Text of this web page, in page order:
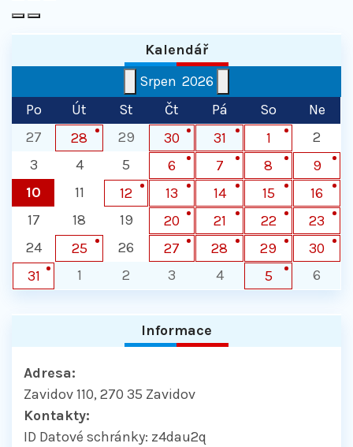
Kalendář
Srpen 2026
Po
Út St Čt Pá So
Ne
27
28 29 30 31 1
2
3
4 5 6 7 8
9
10
11 12 13 14 15
16
17
18 19 20 21 22
23
24
25 26 27 28 29
30
31
1 2 3 4 5 6
Informace
Adresa:
Zavidov 110, 270 35 Zavidov
Kontakty:
ID Datové schránky: z4dau2q